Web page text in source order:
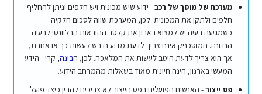
מערכת של מוסך של רכב- ידוע שיש מכונית ויש חלפים וניתן להחליף
חלפים ולתקן את המכונית. לכן, המערכת שווה לסכום חלקיה.
כשמגיעה בעיה יש למצוא בארון את קלסר ההוראות הרלוונטי לבעיה
הנדונה. המוסכניק איננו צריך לדעת מדוע נדרש לעשות כך או אחרת,
אך הוא צריך לדעת היטב לעשות את המלאכה. לכן, הבינה, קרי - הידע
המעשי בארגון, הינה חיונית מאוד בשאלות מהמרחב הידוע.
פס ייצור- האנשים הפועלים בפס הייצור לא צריכים להבין כיצד פועל